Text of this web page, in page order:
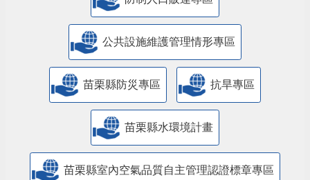
​公共設施維護管理情形專區
苗栗縣防災專區 抗旱專區
苗栗縣水環境計畫
苗栗縣室內空氣品質自主管理認證標章專區